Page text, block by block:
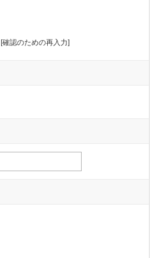
[確認のための再入力]